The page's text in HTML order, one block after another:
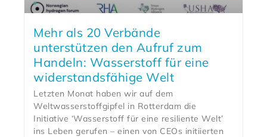
Mehr als 20 Verbände
unterstützen den Aufruf zum
Handeln: Wasserstoff für eine
widerstandsfähige Welt
Letzten Monat haben wir auf dem
Weltwasserstoffgipfel in Rotterdam die
Initiative ‘Wasserstoff für eine resiliente Welt’
ins Leben gerufen – einen von CEOs initiierten